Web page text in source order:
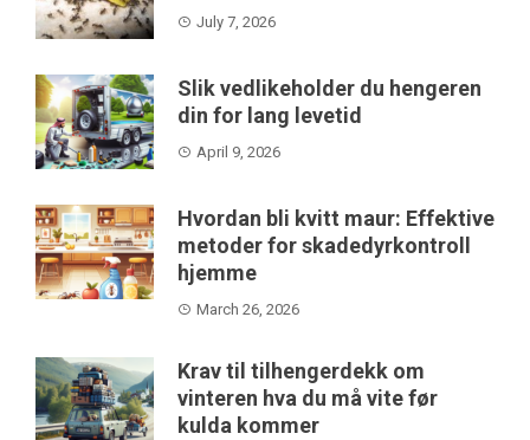
July 7, 2026
Slik vedlikeholder du hengeren
din for lang levetid
April 9, 2026
Hvordan bli kvitt maur: Effektive
metoder for skadedyrkontroll
hjemme
March 26, 2026
Krav til tilhengerdekk om
vinteren hva du må vite før
kulda kommer